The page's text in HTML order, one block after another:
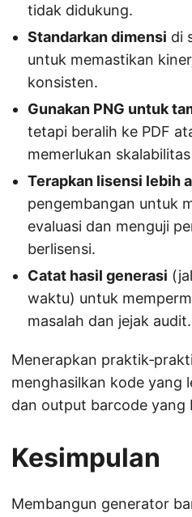
tidak didukung.
Standarkan dimensi di
untuk memastikan
konsisten.
Gunakan PNG untuk
tetapi beralih ke PDF
memerlukan
Terapkan lisensi lebih
pengembangan untuk
evaluasi dan menguji
berlisensi.
Catat hasil generasi
waktu) untuk
masalah dan jejak audit.
Menerapkan
menghasilkan kode yang
dan output barcode yang
Kesimpulan
Membangun generator